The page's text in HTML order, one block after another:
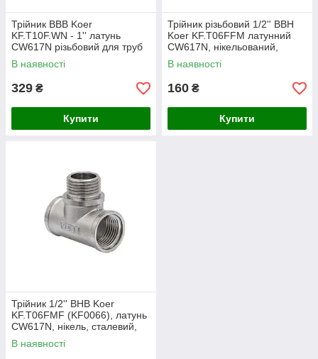
Трійник ВВВ Koer
KF.T10F.WN - 1'' латунь
CW617N різьбовий для труб
(KR3038)
В наявності
329 ₴
Купити
Трійник різьбовий 1/2'' ВВН
Koer KF.T06FFM латунний
CW617N, нікельований,
PN40, стальовий (KF0068)
В наявності
160 ₴
Купити
Трійник 1/2'' ВНВ Koer
KF.T06FMF (KF0066), латунь
CW617N, нікель, сталевий,
для труб, 30,50 мм
В наявності